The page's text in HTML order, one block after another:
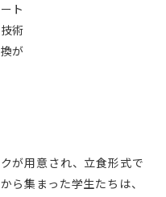
ト
術
が
が用意され、立食形式で
ら集まった学生たちは、